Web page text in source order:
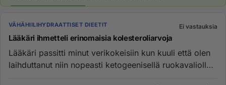
VÄHÄHIILIHYDRAATTISET DIEETIT Ei vastauksia
Lääkäri ihmetteli erinomaisia kolesteroliarvoja
Lääkäri passitti minut verikokeisiin kun kuuli että olen
laihduttanut niin nopeasti ketogeenisellä ruokavaliolla.